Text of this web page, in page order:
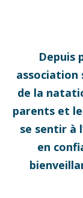
Depuis
association
de la
parents et
se sentir à
en